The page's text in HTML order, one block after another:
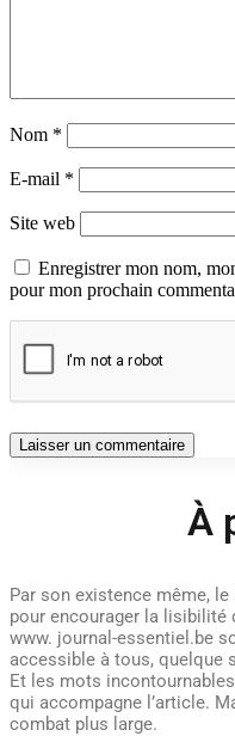
Nom *
E-mail *
Site web
Enregistrer mon nom,
pour mon prochain
À
Par son existence même,
pour encourager la
www. journal-essentiel.be
accessible à tous, quelque
Et les mots
qui accompagne l’article.
combat plus large.